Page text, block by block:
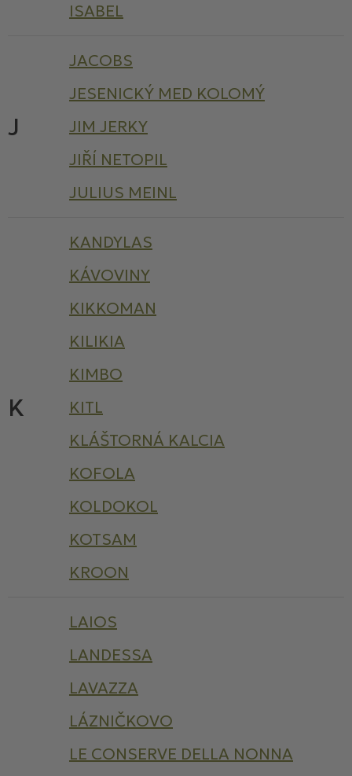
ISABEL
J
JACOBS
JESENICKÝ MED KOLOMÝ
JIM JERKY
JIŘÍ NETOPIL
JULIUS MEINL
K
KANDYLAS
KÁVOVINY
KIKKOMAN
KILIKIA
KIMBO
KITL
KLÁŠTORNÁ KALCIA
KOFOLA
KOLDOKOL
KOTSAM
KROON
LAIOS
LANDESSA
LAVAZZA
LÁZNIČKOVO
LE CONSERVE DELLA NONNA